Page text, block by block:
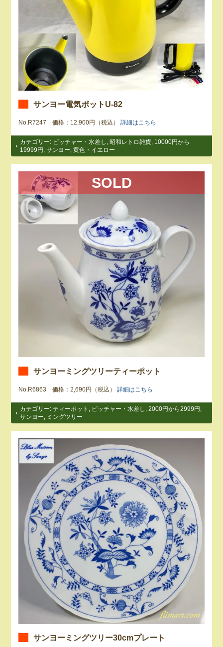
サンヨー電気ポットU-82
No.R7247 価格：12,900円（税込）詳細はこちら
カテゴリー: ピッチャー・水差し 昭和レトロ雑貨 10000円から
19999円
,サンヨー ,黄色・イエロー
SOLD
サンヨーミングツリーティーポット
No.R6863 価格：2,690円（税込）詳細はこちら
カテゴリー: ティーポット ピッチャー・水差し ,2000円から2999円
サンヨー
ミングツリー
サンヨーミングツリー30cmプレート